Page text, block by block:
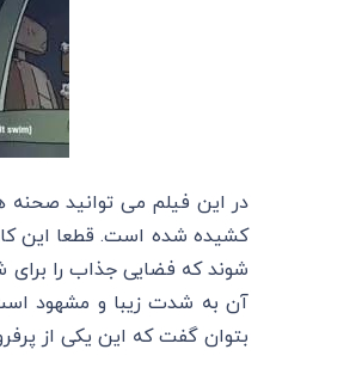
در این فیلم می توانید
کشیده شده است. قطعا این
شوند که فضایی جذاب را برای
بتوان گفت که این یکی از